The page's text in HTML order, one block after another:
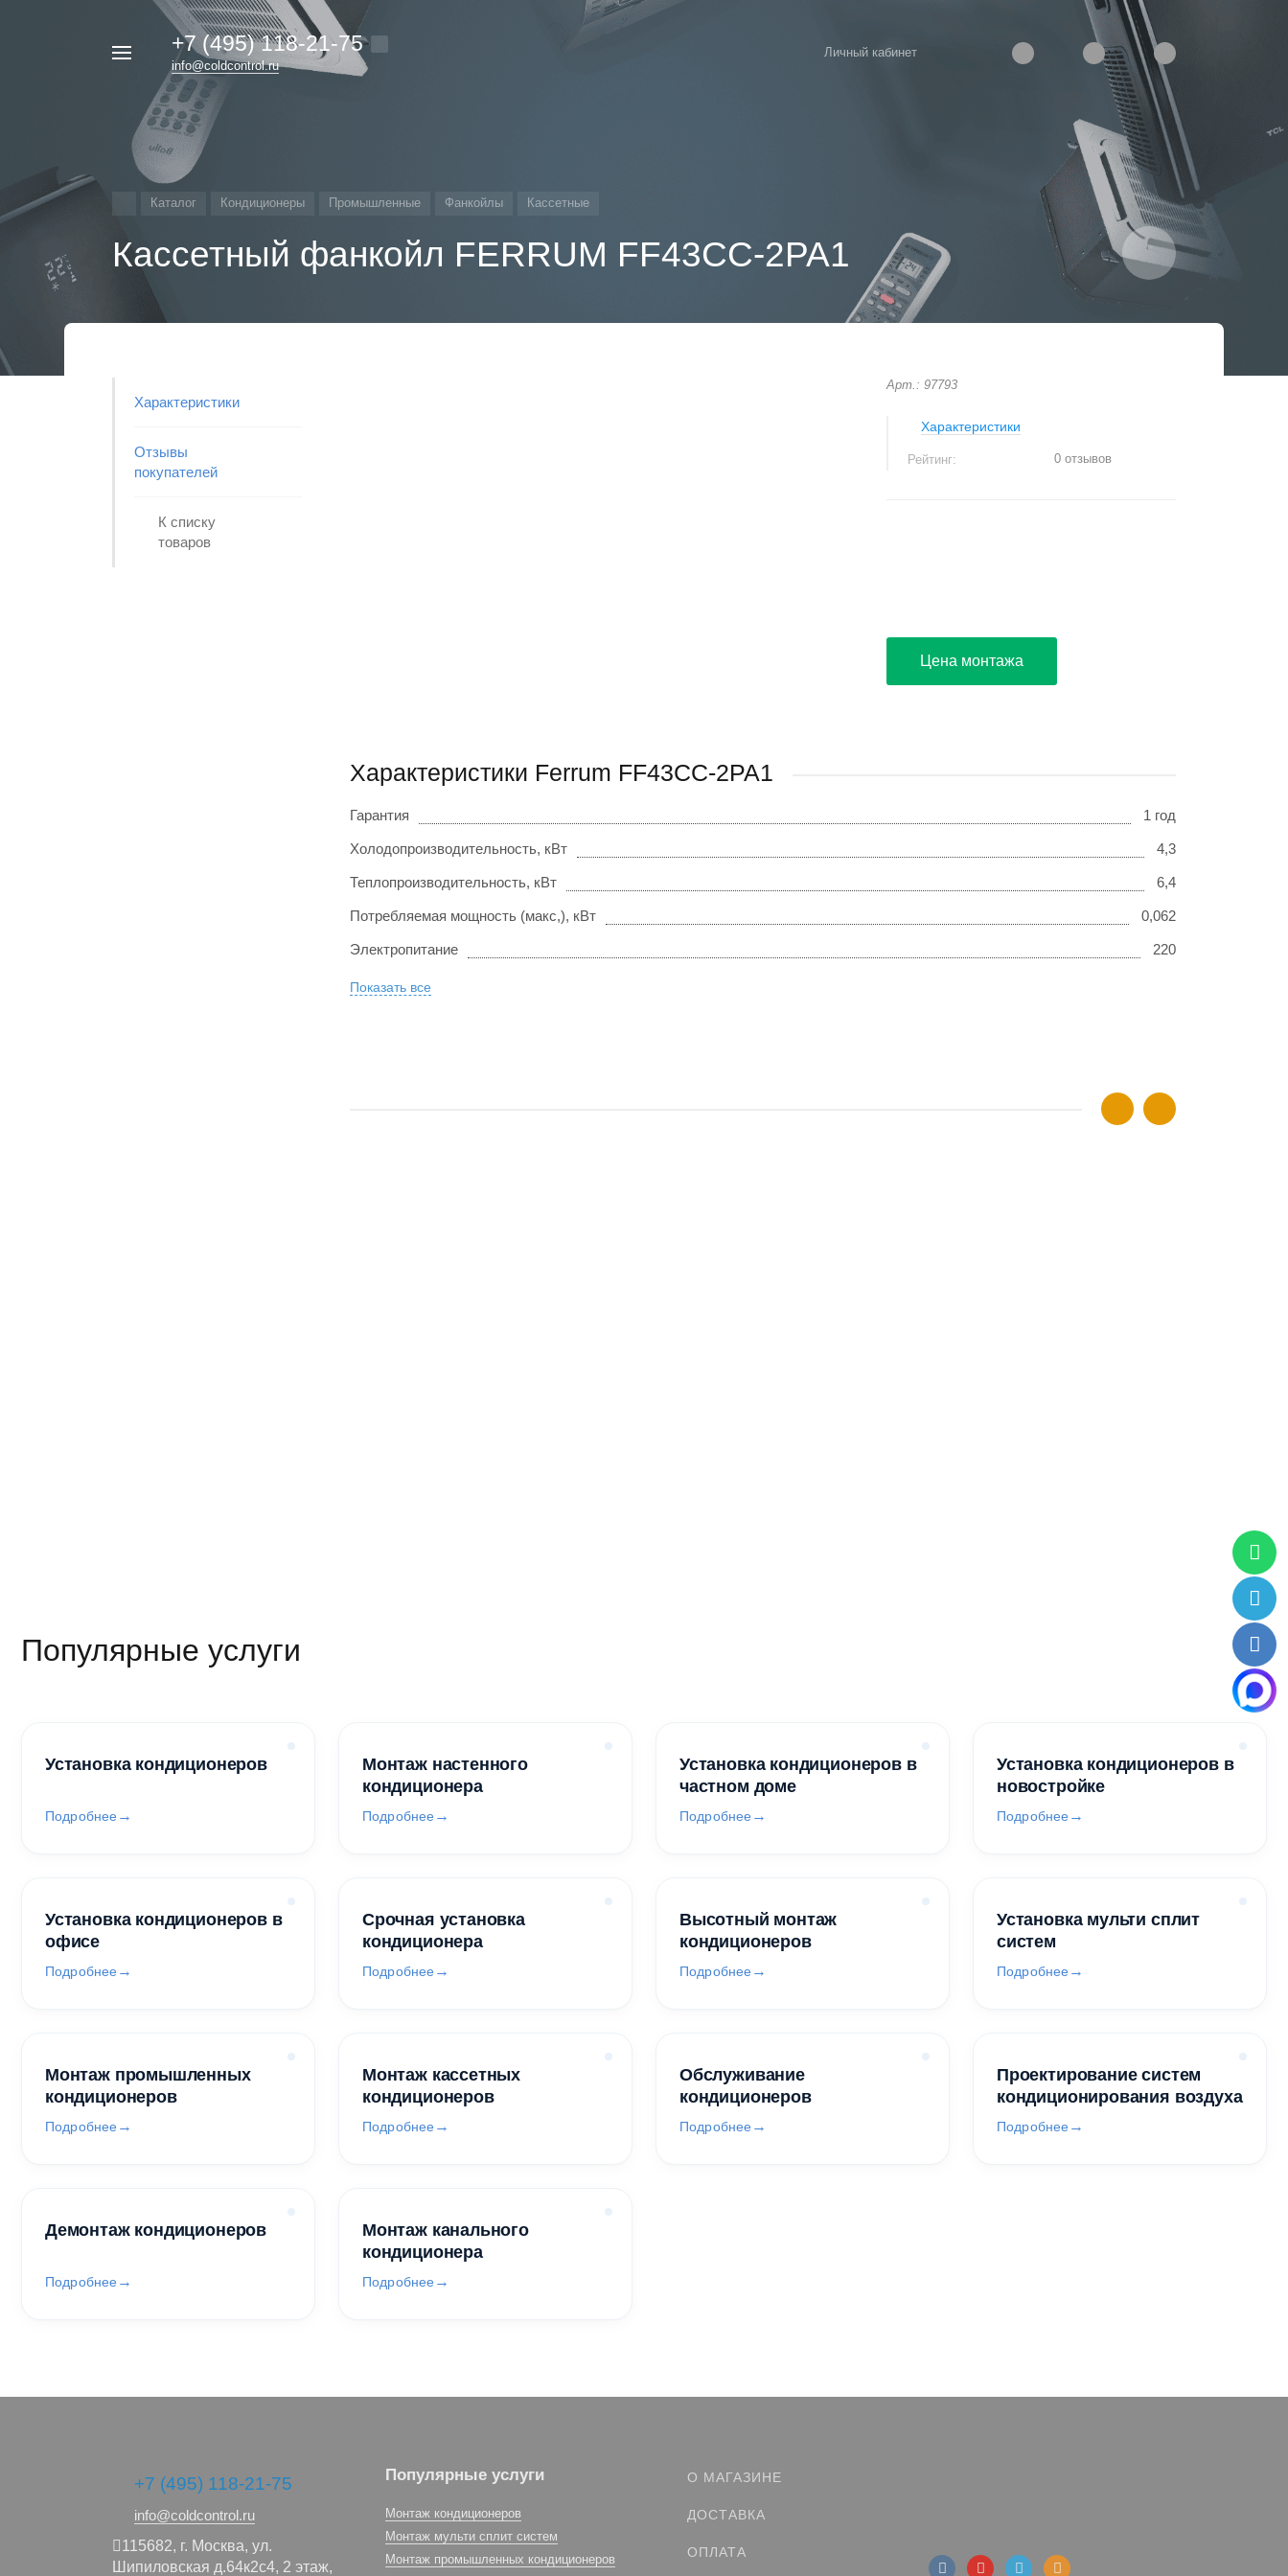
+7 (495) 118-21-75
info@coldcontrol.ru
Личный кабинет
Каталог Кондиционеры Промышленные Фанкойлы Кассетные
Кассетный фанкойл FERRUM FF43CC-2PA1
Характеристики
Отзывы
покупателей
К списку
товаров
Арт.: 97793
Характеристики
Рейтинг: 0 отзывов
Цена монтажа
Характеристики Ferrum FF43CC-2PA1
Гарантия 1 год
Холодопроизводительность, кВт 4,3
Теплопроизводительность, кВт 6,4
Потребляемая мощность (макс,), кВт 0,062
Электропитание 220
Показать все
Популярные услуги
Установка кондиционеров
Подробнее
Монтаж настенного
кондиционера
Подробнее
Установка кондиционеров в
частном доме
Подробнее
Установка кондиционеров в
новостройке
Подробнее
Установка кондиционеров в
офисе
Подробнее
Срочная установка
кондиционера
Подробнее
Высотный монтаж
кондиционеров
Подробнее
Установка мульти сплит
систем
Подробнее
Монтаж промышленных
кондиционеров
Подробнее
Монтаж кассетных
кондиционеров
Подробнее
Обслуживание
кондиционеров
Подробнее
Проектирование систем
кондиционирования воздуха
Подробнее
Демонтаж кондиционеров
Подробнее
Монтаж канального
кондиционера
Подробнее
+7 (495) 118-21-75
info@coldcontrol.ru
115682, г. Москва, ул.
Шипиловская д.64к2с4, 2 этаж,
Популярные услуги
Монтаж кондиционеров
Монтаж мульти сплит систем
Монтаж промышленных кондиционеров
О МАГАЗИНЕ
ДОСТАВКА
ОПЛАТА